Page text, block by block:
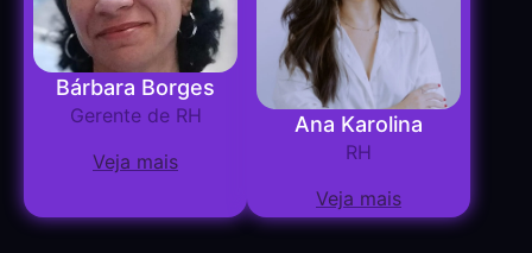
Bárbara Borges
Gerente de RH
Veja mais
Ana Karolina
RH
Veja mais